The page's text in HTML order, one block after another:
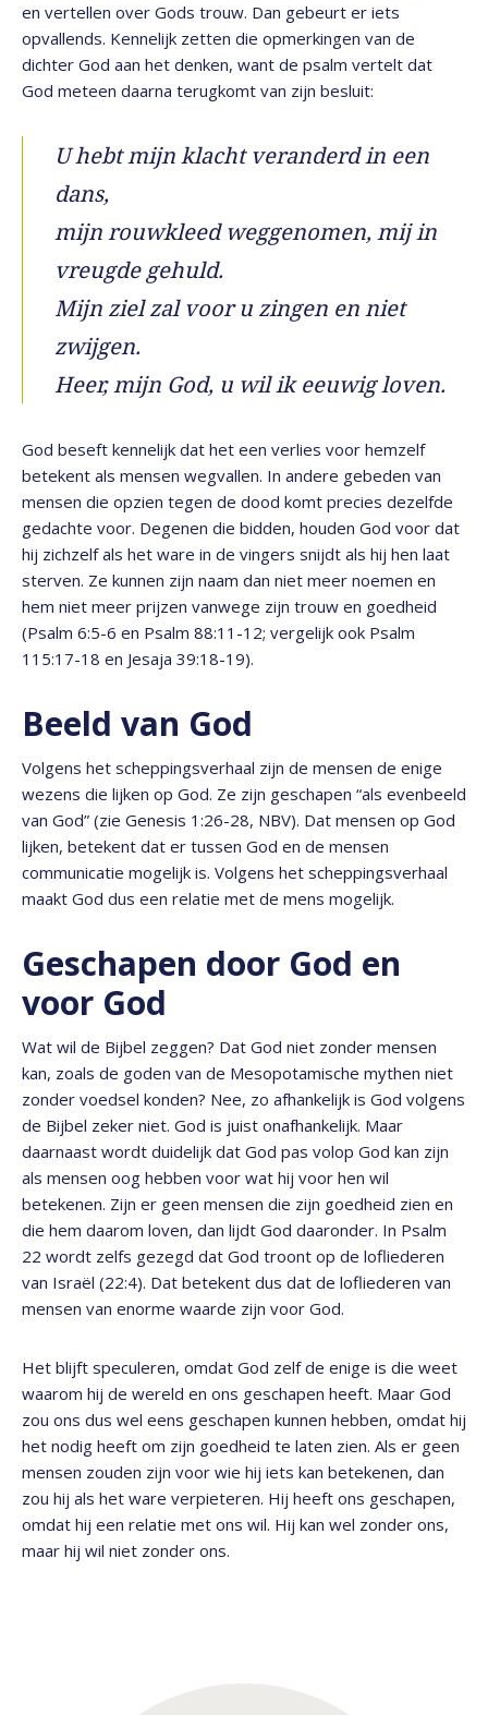
en vertellen over Gods trouw. Dan gebeurt er iets
opvallends. Kennelijk zetten die opmerkingen van de
dichter God aan het denken, want de psalm vertelt dat
God meteen daarna terugkomt van zijn besluit:
U hebt mijn klacht veranderd in een
dans,
mijn rouwkleed weggenomen, mij in
vreugde gehuld.
Mijn ziel zal voor u zingen en niet
zwijgen.
Heer, mijn God, u wil ik eeuwig loven.
God beseft kennelijk dat het een verlies voor hemzelf
betekent als mensen wegvallen. In andere gebeden van
mensen die opzien tegen de dood komt precies dezelfde
gedachte voor. Degenen die bidden, houden God voor dat
hij zichzelf als het ware in de vingers snijdt als hij hen laat
sterven. Ze kunnen zijn naam dan niet meer noemen en
hem niet meer prijzen vanwege zijn trouw en goedheid
(Psalm 6:5-6 en Psalm 88:11-12; vergelijk ook Psalm
115:17-18 en Jesaja 39:18-19).
Beeld van God
Volgens het scheppingsverhaal zijn de mensen de enige
wezens die lijken op God. Ze zijn geschapen “als evenbeeld
van God” (zie Genesis 1:26-28, NBV). Dat mensen op God
lijken, betekent dat er tussen God en de mensen
communicatie mogelijk is. Volgens het scheppingsverhaal
maakt God dus een relatie met de mens mogelijk.
Geschapen door God en
voor God
Wat wil de Bijbel zeggen? Dat God niet zonder mensen
kan, zoals de goden van de Mesopotamische mythen niet
zonder voedsel konden? Nee, zo afhankelijk is God volgens
de Bijbel zeker niet. God is juist onafhankelijk. Maar
daarnaast wordt duidelijk dat God pas volop God kan zijn
als mensen oog hebben voor wat hij voor hen wil
betekenen. Zijn er geen mensen die zijn goedheid zien en
die hem daarom loven, dan lijdt God daaronder. In Psalm
22 wordt zelfs gezegd dat God troont op de lofliederen
van Israël (22:4). Dat betekent dus dat de lofliederen van
mensen van enorme waarde zijn voor God.
Het blijft speculeren, omdat God zelf de enige is die weet
waarom hij de wereld en ons geschapen heeft. Maar God
zou ons dus wel eens geschapen kunnen hebben, omdat hij
het nodig heeft om zijn goedheid te laten zien. Als er geen
mensen zouden zijn voor wie hij iets kan betekenen, dan
zou hij als het ware verpieteren. Hij heeft ons geschapen,
omdat hij een relatie met ons wil. Hij kan wel zonder ons,
maar hij wil niet zonder ons.